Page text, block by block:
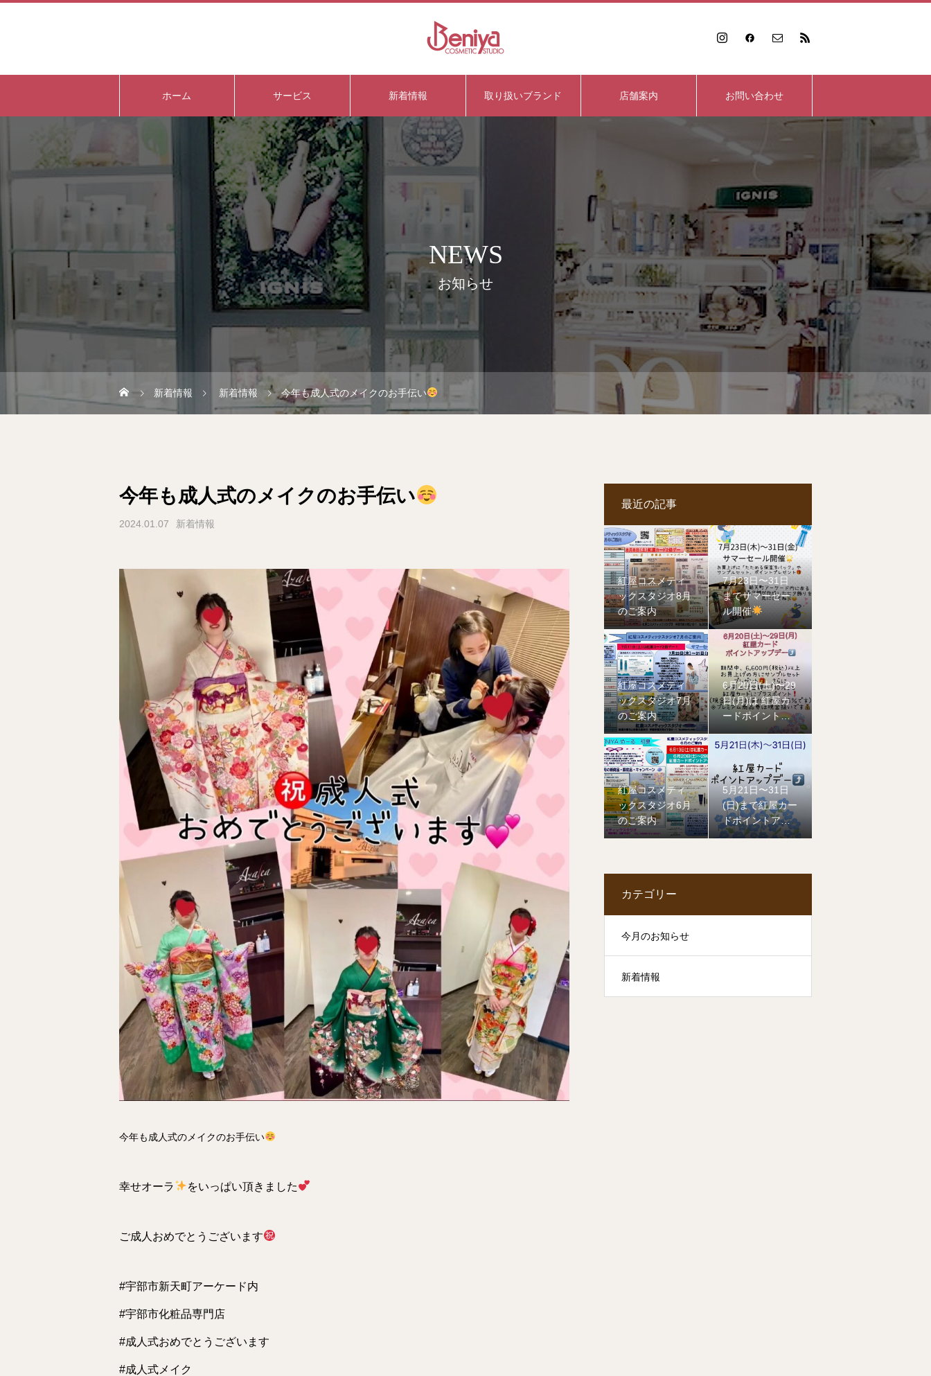
ホーム サービス 新着情報 取り扱いブランド 店舗案内 お問い合わせ
NEWS
お知らせ
新着情報 新着情報 今年も成人式のメイクのお手伝い
今年も成人式のメイクのお手伝い
2024.01.07 新着情報
今年も成人式のメイクのお手伝い
幸せオーラ をいっぱい頂きました
ご成人おめでとうございます
#宇部市新天町アーケード内
#宇部市化粧品専門店
#成人式おめでとうございます
#成人式メイク
最近の記事
紅屋コスメティ
ックスタジオ8月
のご案内
7月23日〜31日
までサマーセー
ル開催
紅屋コスメティ
ックスタジオ7月
のご案内
6月20日(土)〜29
日(月)は 紅屋カ
ードポイントア
紅屋コスメティ
ックスタジオ6月
のご案内
5月21日〜31日
(日)まで紅屋カー
ドポイントアッ
プ
デーです
カテゴリー
今月のお知らせ
新着情報